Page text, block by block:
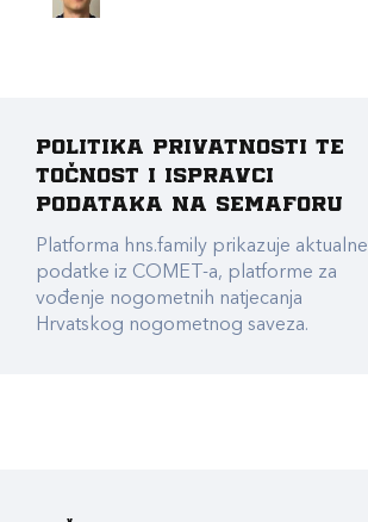
Politika privatnosti te
točnost i ispravci
podataka na Semaforu
Platforma hns.family prikazuje aktualne
podatke iz COMET-a, platforme za
vođenje nogometnih natjecanja
Hrvatskog nogometnog saveza.